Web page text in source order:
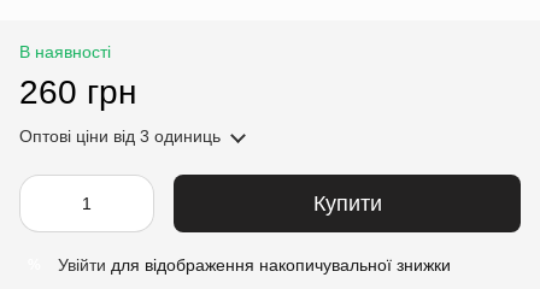
В наявності
260 грн
Оптові ціни від 3 одиниць
Купити
Увійти для відображення накопичувальної знижки